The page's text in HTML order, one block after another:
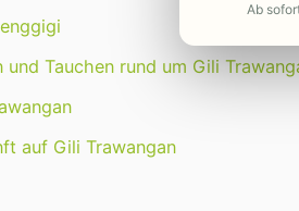
Tauchen rund um Gili
auf Gili Trawangan
Ab